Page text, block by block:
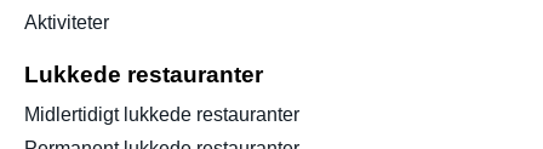
Aktiviteter
Lukkede restauranter
Midlertidigt lukkede restauranter